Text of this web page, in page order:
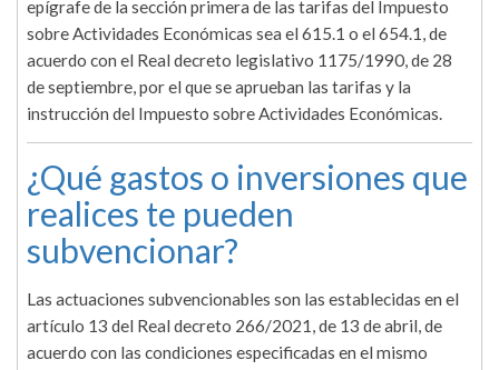
epígrafe de la sección primera de las tarifas del Impuesto
sobre Actividades Económicas sea el 615.1 o el 654.1, de
acuerdo con el Real decreto legislativo 1175/1990, de 28
de septiembre, por el que se aprueban las tarifas y la
instrucción del Impuesto sobre Actividades Económicas.
¿Qué gastos o inversiones que
realices te pueden
subvencionar?
Las actuaciones subvencionables son las establecidas en el
artículo 13 del Real decreto 266/2021, de 13 de abril, de
acuerdo con las condiciones especificadas en el mismo